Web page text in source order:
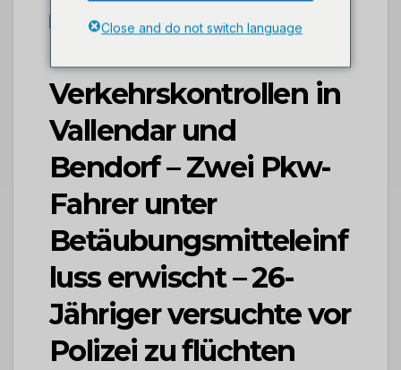
UNCATEGORIZED
POL-PDKO:
Verkehrskontrollen in
Vallendar und
Bendorf – Zwei Pkw-
Fahrer unter
Betäubungsmitteleinf
luss erwischt – 26-
Jähriger versuchte vor
Polizei zu flüchten
Close and do not switch language